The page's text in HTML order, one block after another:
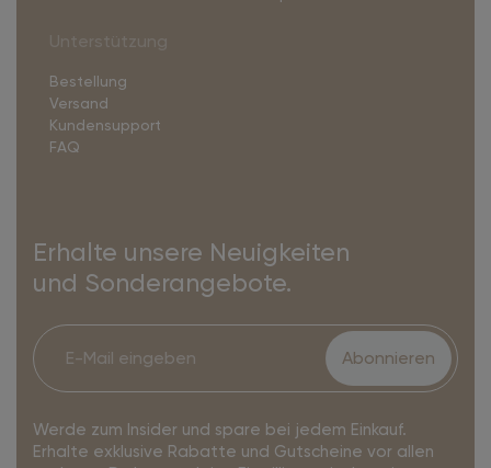
Bestellung
Versand
Kundensupport
FAQ
Erhalte unsere Neuigkeiten
und Sonderangebote.
Abonnieren
Werde zum Insider und spare bei jedem Einkauf.
Erhalte exklusive Rabatte und Gutscheine vor allen